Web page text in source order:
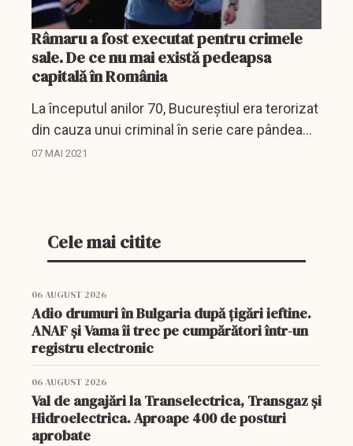
Râmaru a fost executat pentru crimele
sale. De ce nu mai există pedeapsa
capitală în România
La începutul anilor 70, Bucureștiul era terorizat
din cauza unui criminal în serie care pândea
noapte femeile singure pe care le viola după
07 MAI 2021
Cele mai citite
06 AUGUST 2026
Adio drumuri în Bulgaria după țigări ieftine.
ANAF și Vama îi trec pe cumpărători într-un
registru electronic
06 AUGUST 2026
Val de angajări la Transelectrica, Transgaz și
Hidroelectrica. Aproape 400 de posturi
aprobate